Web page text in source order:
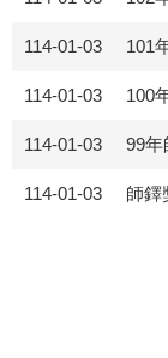
114-01-03 101
114-01-03 100
114-01-03 99年
114-01-03 師鐸